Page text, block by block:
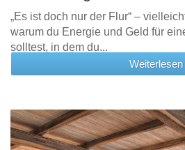
„Es ist doch nur der Flur“ –
warum du Energie und Geld für
solltest, in dem du...
Weiterlesen